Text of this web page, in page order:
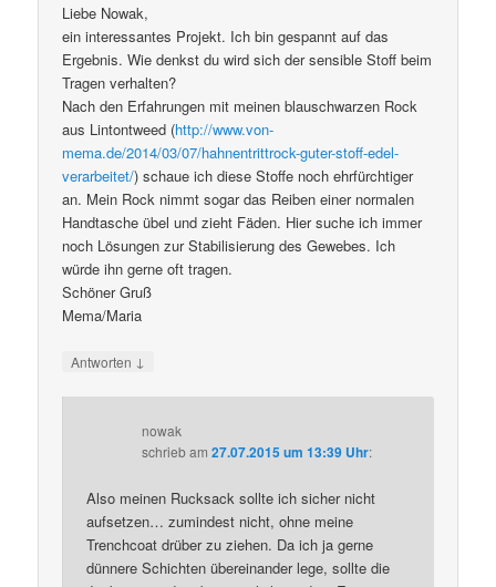
Liebe Nowak,
ein interessantes Projekt. Ich bin gespannt auf das
Ergebnis. Wie denkst du wird sich der sensible Stoff beim
Tragen verhalten?
Nach den Erfahrungen mit meinen blauschwarzen Rock
aus Lintontweed (http://www.von-
mema.de/2014/03/07/hahnentrittrock-guter-stoff-edel-
verarbeitet/) schaue ich diese Stoffe noch ehrfürchtiger
an. Mein Rock nimmt sogar das Reiben einer normalen
Handtasche übel und zieht Fäden. Hier suche ich immer
noch Lösungen zur Stabilisierung des Gewebes. Ich
würde ihn gerne oft tragen.
Schöner Gruß
Mema/Maria
Antworten ↓
nowak
schriebam27.07.2015 um 13:39 Uhr:
Also meinen Rucksack sollte ich sicher nicht
aufsetzen… zumindest nicht, ohne meine
Trenchcoat drüber zu ziehen. Da ich ja gerne
dünnere Schichten übereinander lege, sollte die